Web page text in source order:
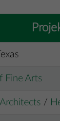
Fine Arts
/